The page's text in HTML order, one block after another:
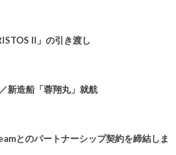
II」の引き渡し
新造船「蓉翔丸」就航
とのパートナーシップ契約を締結しま